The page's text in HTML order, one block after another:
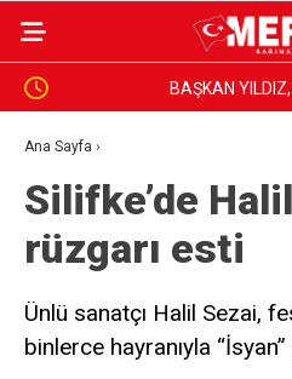
BAŞKAN YILDIZ, SAHADAKİ
İNCELEDİ
Ana Sayfa ›
Silifke’de
rüzgarı esti
Ünlü sanatçı Halil Sezai,
binlerce hayranıyla “İsyan”